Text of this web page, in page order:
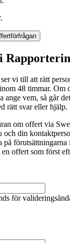
vi till att rätt
48 timmar. Om
ange vem, så går
rätt svar eller hjälp.
om offert via
och din
på
offert som först
för